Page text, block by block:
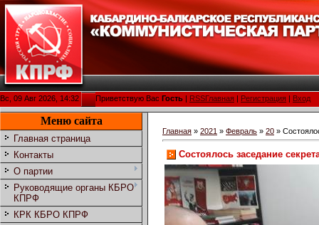
Вс, 09 Авг 2026, 14:32 Приветствую Вас Гость RSSГлавная Регистрация Вход
Меню сайта
Главная страница
Контакты
О партии
Руководящие органы КБРО
КПРФ
КРК КБРО КПРФ
Главная » 2021 » Февраль » 20 »
Состоялось заседание